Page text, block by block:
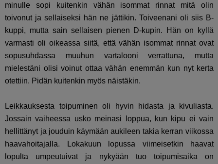
minulle sopi kuitenkin vähän isommat rinnat mitä olin
toivonut ja sellaiseksi hän ne jättikin. Toiveenani oli siis B-
kuppi, mutta sain sellaisen pienen D-kupin. Hän on kyllä
varmasti oli oikeassa siitä, että vähän isommat rinnat ovat
sopusuhdassa muuhun vartalooni verrattuna, mutta
mielestäni olisi voinut ottaa vähän enemmän kun nyt kerta
otettiin. Pidän kuitenkin myös näistäkin.
Leikkauksesta toipuminen oli hyvin hidasta ja kivuliasta.
Jossain vaiheessa usko meinasi loppua, kun kipu ei vain
hellittänyt ja jouduin käymään aukileen takia kerran viikossa
haavahoitajalla. Lokakuun lopussa viimeisetkin haavat
lopulta umpeutuivat ja nykyään tuo toipumisaika on